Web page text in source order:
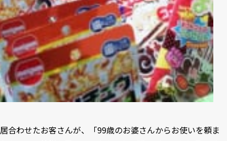
居合わせたお客さんが、「99歳のお婆さんからお使いを頼ま